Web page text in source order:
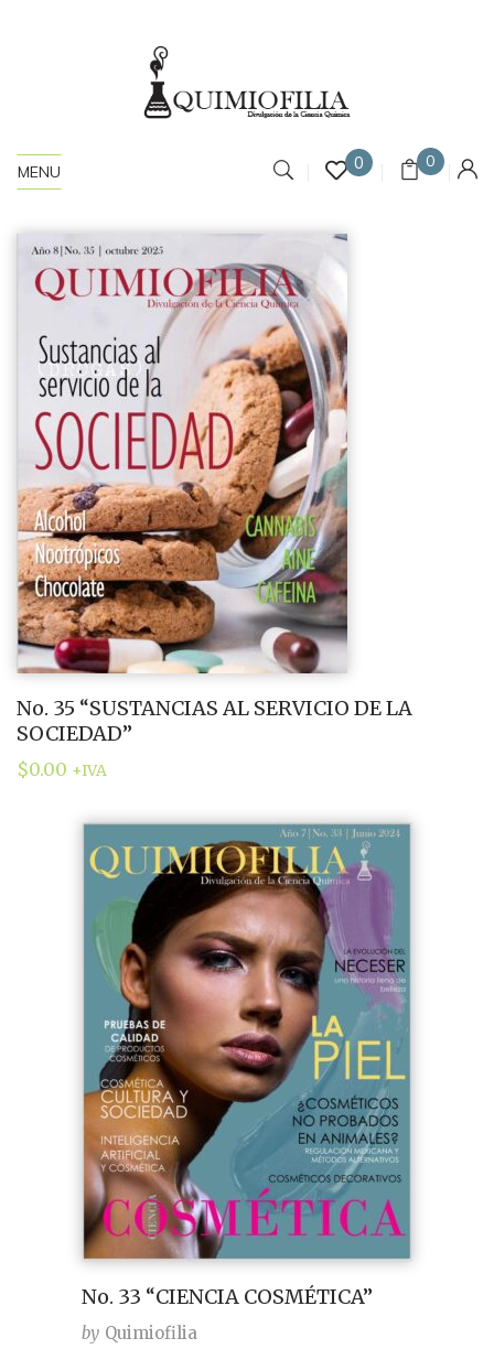
MENU 0 0
No. 35 “SUSTANCIAS AL SERVICIO DE LA
SOCIEDAD”
$0.00 +IVA
No. 33 “CIENCIA COSMÉTICA”
by Quimiofilia